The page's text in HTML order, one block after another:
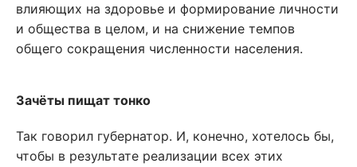
влияющих на здоровье и формирование личности
и общества в целом, и на снижение темпов
общего сокращения численности населения.
Зачёты пищат тонко
Так говорил губернатор. И, конечно, хотелось бы,
чтобы в результате реализации всех этих